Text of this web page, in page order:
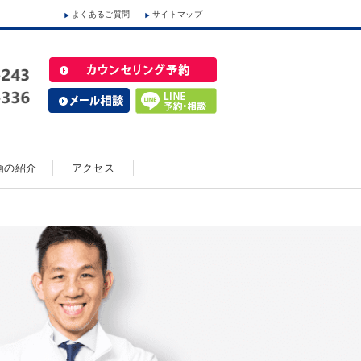
よくあるご質問 サイトマップ
の紹介 アクセス